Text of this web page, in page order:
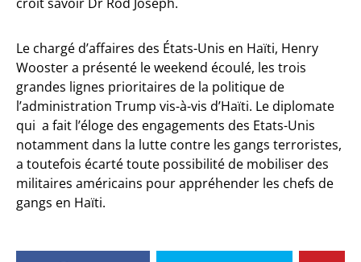
Le chargé d’affaires des États-Unis en Haïti, Henry
Wooster a présenté le weekend écoulé, les trois
grandes lignes prioritaires de la politique de
l’administration Trump vis-à-vis d’Haïti. Le diplomate
qui a fait l’éloge des engagements des Etats-Unis
notamment dans la lutte contre les gangs terroristes,
a toutefois écarté toute possibilité de mobiliser des
militaires américains pour appréhender les chefs de
gangs en Haïti.